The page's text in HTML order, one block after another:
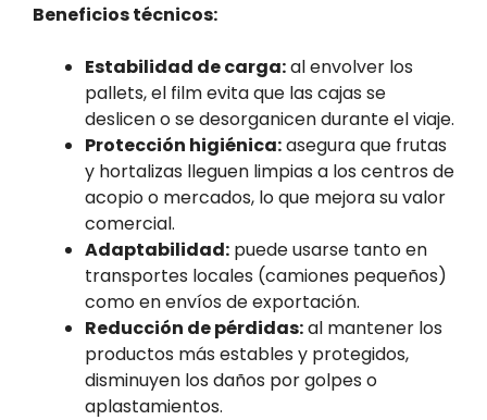
Beneficios técnicos:
Estabilidad de carga:al envolver los
pallets, el film evita que las cajas se
deslicen o se desorganicen durante el viaje.
Protección higiénica:asegura que frutas
y hortalizas lleguen limpias a los centros de
acopio o mercados, lo que mejora su valor
comercial.
Adaptabilidad: puede usarse tanto en
transportes locales (camiones pequeños)
como en envíos de exportación.
Reducción de pérdidas:al mantener los
productos más estables y protegidos,
disminuyen los daños por golpes o
aplastamientos.